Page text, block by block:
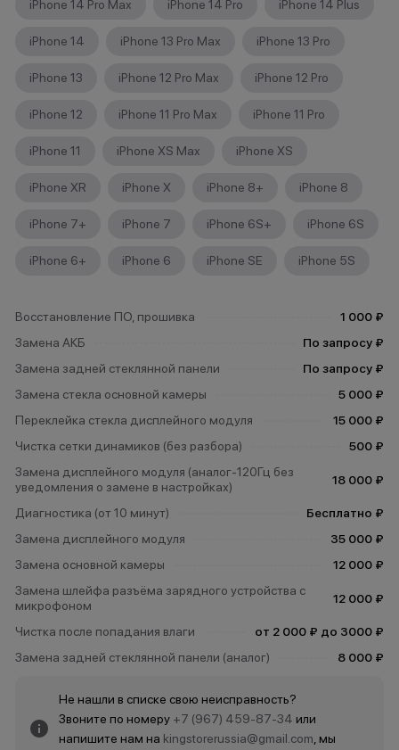
iPhone 14 Pro Max iPhone 14 Pro iPhone 14 Plus
iPhone 14 iPhone 13 Pro Max iPhone 13 Pro
iPhone 13 iPhone 12 Pro Max iPhone 12 Pro
iPhone 12 iPhone 11 Pro Max iPhone 11 Pro
iPhone 11 iPhone XS Max iPhone XS
iPhone XR iPhone X iPhone 8+ iPhone 8
iPhone 7+ iPhone 7 iPhone 6S+ iPhone 6S
iPhone 6+ iPhone 6 iPhone SE iPhone 5S
Восстановление ПО, прошивка
1 000 ₽
Замена АКБ
По запросу ₽
Замена задней стеклянной панели
По запросу ₽
Замена стекла основной камеры
5 000 ₽
Переклейка стекла дисплейного модуля
15 000 ₽
Чистка сетки динамиков (без разбора)
500 ₽
Замена дисплейного модуля (аналог-120Гц без
уведомления о замене в настройках)
18 000 ₽
Диагностика (от 10 минут)
Бесплатно ₽
Замена дисплейного модуля
35 000 ₽
Замена основной камеры
12 000 ₽
Замена шлейфа разъёма зарядного устройства с
микрофоном
12 000 ₽
Чистка после попадания влаги
от 2 000 ₽ до 3000 ₽
Замена задней стеклянной панели (аналог)
8 000 ₽
Не нашли в списке свою неисправность?
Звоните по номеру +7 (967) 459-87-34 или
напишите нам на kingstorerussia@gmail.com , мы